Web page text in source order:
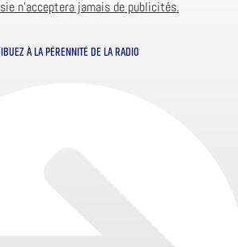
n’acceptera jamais de publicités.
À LA PÉRENNITÉ DE LA RADIO